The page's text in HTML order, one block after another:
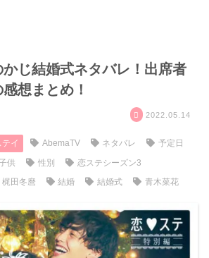
かじ結婚式ネタバレ！出席者
想まとめ！
2022.05.14
イ AbemaTV ネタバレ
予定日
供 性別
恋ステシーズン3
梶田冬麿 結婚 結婚式 青木菜花